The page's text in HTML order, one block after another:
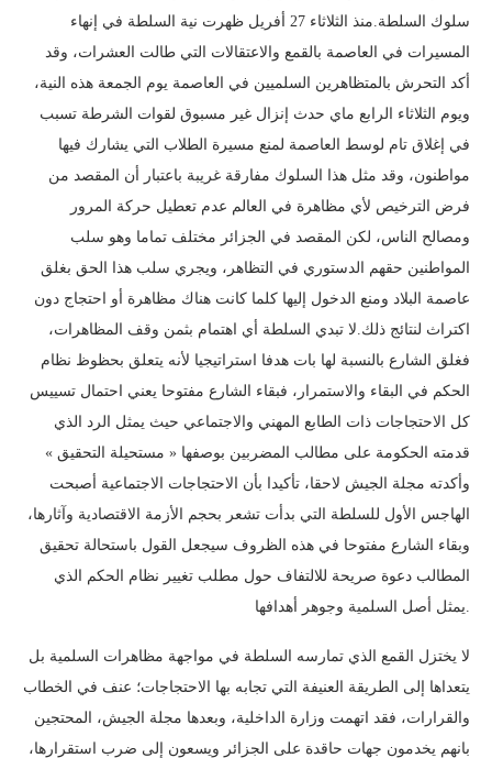
سلوك السلطة.منذ الثلاثاء 27 أفريل ظهرت نية السلطة في إنهاء
المسيرات في العاصمة بالقمع والاعتقالات التي طالت العشرات، وقد
أكد التحرش بالمتظاهرين السلميين في العاصمة يوم الجمعة هذه النية،
ويوم الثلاثاء الرابع ماي حدث إنزال غير مسبوق لقوات الشرطة تسبب
في إغلاق تام لوسط العاصمة لمنع مسيرة الطلاب التي يشارك فيها
مواطنون، وقد مثل هذا السلوك مفارقة غريبة باعتبار أن المقصد من
فرض الترخيص لأي مظاهرة في العالم عدم تعطيل حركة المرور
ومصالح الناس، لكن المقصد في الجزائر مختلف تماما وهو سلب
المواطنين حقهم الدستوري في التظاهر، ويجري سلب هذا الحق بغلق
عاصمة البلاد ومنع الدخول إليها كلما كانت هناك مظاهرة أو احتجاج دون
اكتراث لنتائج ذلك.لا تبدي السلطة أي اهتمام بثمن وقف المظاهرات،
فغلق الشارع بالنسبة لها بات هدفا استراتيجيا لأنه يتعلق بحظوظ نظام
الحكم في البقاء والاستمرار، فبقاء الشارع مفتوحا يعني احتمال تسييس
كل الاحتجاجات ذات الطابع المهني والاجتماعي حيث يمثل الرد الذي
قدمته الحكومة على مطالب المضربين بوصفها « مستحيلة التحقيق »
وأكدته مجلة الجيش لاحقا، تأكيدا بأن الاحتجاجات الاجتماعية أصبحت
الهاجس الأول للسلطة التي بدأت تشعر بحجم الأزمة الاقتصادية وآثارها،
وبقاء الشارع مفتوحا في هذه الظروف سيجعل القول باستحالة تحقيق
المطالب دعوة صريحة للالتفاف حول مطلب تغيير نظام الحكم الذي
يمثل أصل السلمية وجوهر أهدافها.
لا يختزل القمع الذي تمارسه السلطة في مواجهة مظاهرات السلمية بل
يتعداها إلى الطريقة العنيفة التي تجابه بها الاحتجاجات؛ عنف في الخطاب
والقرارات، فقد اتهمت وزارة الداخلية، وبعدها مجلة الجيش، المحتجين
بانهم يخدمون جهات حاقدة على الجزائر ويسعون إلى ضرب استقرارها،